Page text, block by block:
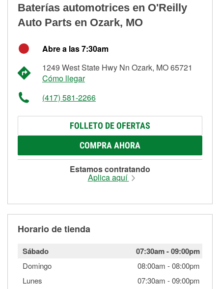
Baterías automotrices en O'Reilly
Auto Parts en Ozark, MO
Abre a las 7:30am
1249 West State Hwy Nn Ozark, MO 65721
Cómo llegar
(417) 581-2266
FOLLETO DE OFERTAS
COMPRA AHORA
Estamos contratando
Aplica aquí
Horario de tienda
Sábado 07:30am-09:00pm
Domingo 08:00am -08:00pm
Lunes
07:30am -09:00pm